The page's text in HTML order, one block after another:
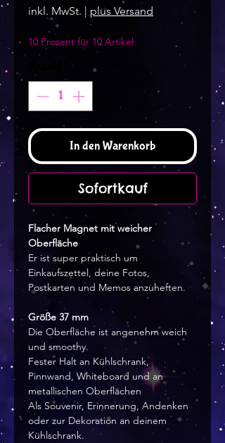
inkl. MwSt. | plus Versand
10 Prozent für 10 Artikel
In den Warenkorb
Sofortkauf
Flacher Magnet mit weicher
Oberfläche
Er ist super praktisch um
Einkaufszettel, deine Fotos,
Postkarten und Memos anzuheften.
Größe 37 mm
Die Oberfläche ist angenehm weich
und smoothy.
Fester Halt an Kühlschrank,
Pinnwand, Whiteboard und an
metallischen Oberflächen
Als Souvenir, Erinnerung, Andenken
oder zur Dekoration an deinem
Kühlschrank.